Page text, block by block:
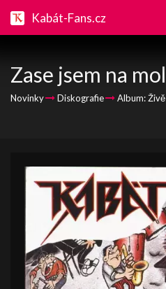
Kabát-Fans.cz
Zase jsem na mol
Novinky Diskografie Album: Živě